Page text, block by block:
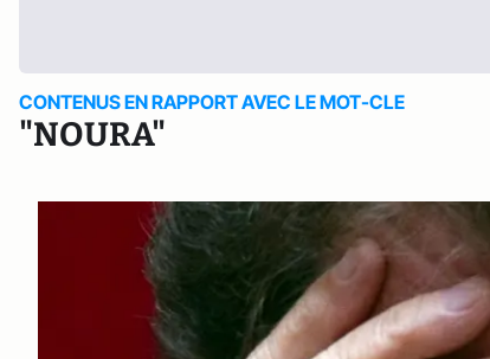
CONTENUS EN RAPPORT AVEC LE MOT-CLE
"NOURA"